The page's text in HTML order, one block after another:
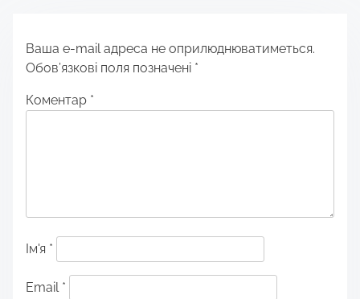
Ваша e-mail адреса не оприлюднюватиметься.
Обов’язкові поля позначені *
Коментар *
Ім'я *
Email *